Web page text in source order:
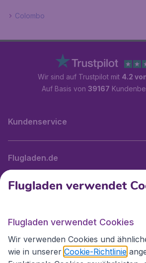
Colombo
Wir sind auf Trustpilot mit 4.2
Auf Basis von 39167
Kundenservice
Flugladen.de
Internationale Webseiten
Folgen Sie uns:
Flugladen verwendet
Flugladen verwendet Cookies
Wir verwenden Cookies und
wie in unserer Cookie-Richtlinie